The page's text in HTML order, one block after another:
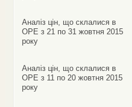
Аналіз цін, що склалися в
ОРЕ з 21 по 31 жовтня 2015
року
Аналіз цін, що склалися в
ОРЕ з 11 по 20 жовтня 2015
року